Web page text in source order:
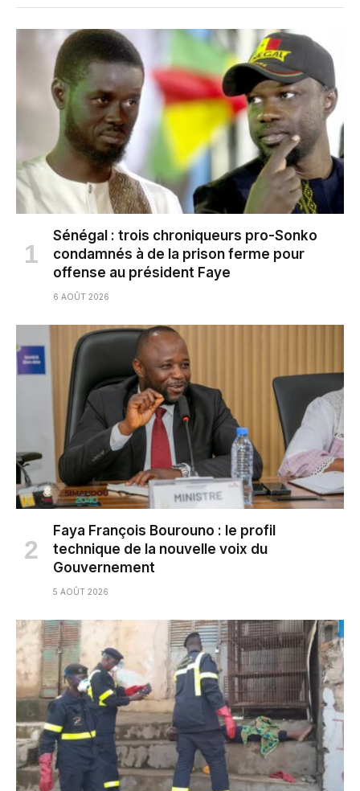
Sénégal : trois chroniqueurs pro-Sonko
condamnés à de la prison ferme pour
offense au président Faye
6 AOÛT 2026
Faya François Bourouno : le profil
technique de la nouvelle voix du
Gouvernement
5 AOÛT 2026